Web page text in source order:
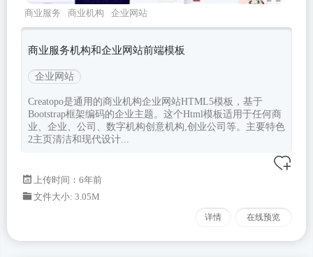
商业服务 商业机构
企业网站
商业服务机构和企业网站前端模板
企业网站
Creatopo是通用的商业机构企业网站HTML5模板，基于
Bootstrap框架编码的企业主题。这个Html模板适用于任何商
业、企业、公司、数字机构创意机构,创业公司等。主要特色
2主页清洁和现代设计...
上传时间：6年前
文件大小: 3.05M
详情 在线预览